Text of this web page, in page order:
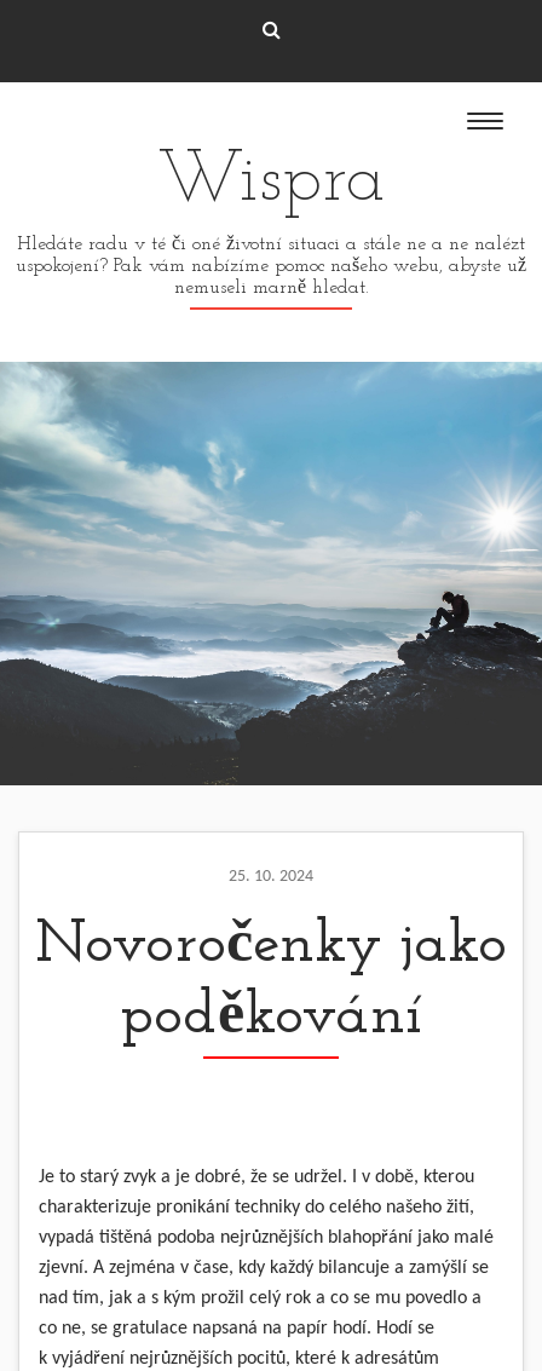
Wispra
Hledáte radu v té či oné životní situaci a stále ne a ne nalézt
uspokojení? Pak vám nabízíme pomoc našeho webu, abyste už
nemuseli marně hledat.
25. 10. 2024
Novoročenky jako
poděkování
Je to starý zvyk a je dobré, že se udržel. I v době, kterou
charakterizuje pronikání techniky do celého našeho žití,
vypadá tištěná podoba nejrůznějších blahopřání jako malé
zjevní. A zejména v čase, kdy každý bilancuje a zamýšlí se
nad tím, jak a s kým prožil celý rok a co se mu povedlo a
co ne, se gratulace napsaná na papír hodí. Hodí se
k vyjádření nejrůznějších pocitů, které k adresátům